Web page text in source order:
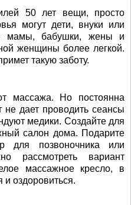
50 лет вещи, просто
могут дети, внуки или
мамы, бабушки, жены и
женщины более легкой.
такую заботу.
массажа. Но постоянна
не дает проводить сеансы
медики. Создайте для
салон дома. Подарите
для позвоночника или
рассмотреть вариант
массажное кресло, в
и оздоровиться.